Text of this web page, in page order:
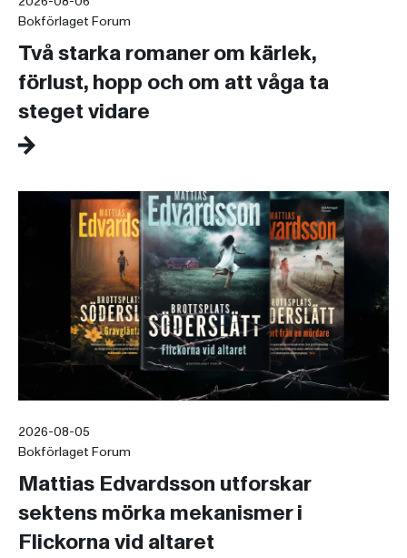
Bokförlaget Forum
Två starka romaner om kärlek,
förlust, hopp och om att våga ta
steget vidare
2026-08-05
Bokförlaget Forum
Mattias Edvardsson utforskar
sektens mörka mekanismer i
Flickorna vid altaret